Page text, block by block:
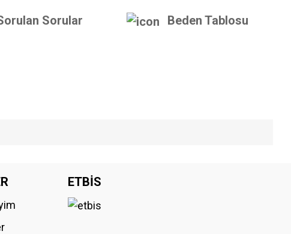
Sorular Beden Tablosu
ETBİS